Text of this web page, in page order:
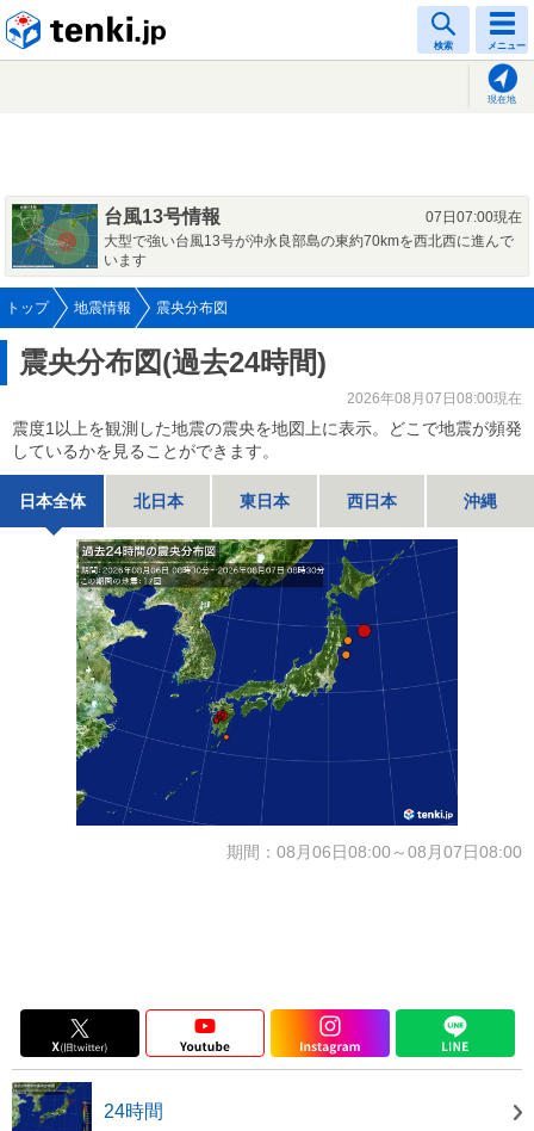
検索 メニュー
現在地
台風13号情報
07日07:00現在
大型で強い台風13号が沖永良部島の東約70kmを西北西に進んで
います
トップ 地震情報 震央分布図
震央分布図(過去24時間)
2026年08月07日08:00現在
震度1以上を観測した地震の震央を地図上に表示。どこで地震が頻発
しているかを見ることができます。
日本全体 北日本 東日本 西日本 沖縄
期間：08月06日08:00～08月07日08:00
24時間